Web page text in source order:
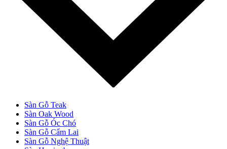
Sàn Gỗ Teak
Sàn Oak Wood
Sàn Gỗ Óc Chó
Sàn Gỗ Cẩm Lai
Sàn Gỗ Nghệ Thuật